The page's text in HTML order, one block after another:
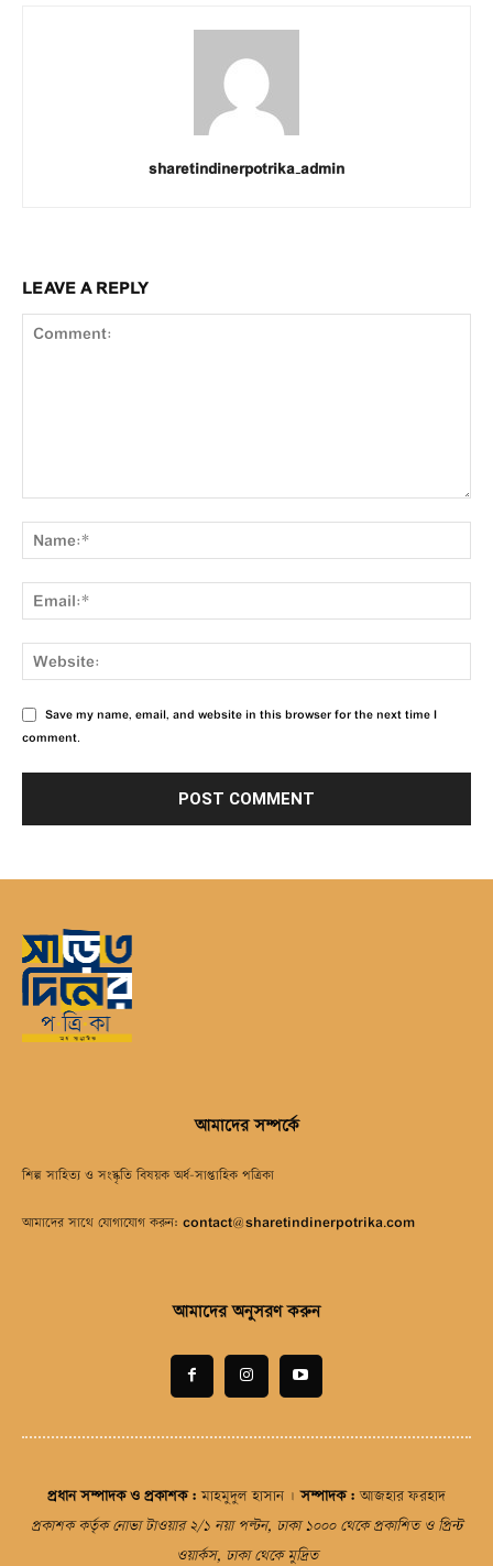
sharetindinerpotrika_admin
LEAVE A REPLY
Save my name, email, and website in this browser for the next time I
comment.
আমাদের সম্পর্কে
শিল্প সাহিত্য ও সংস্কৃতি বিষয়ক অর্ধ-সাপ্তাহিক পত্রিকা
আমাদের সাথে যোগাযোগ করুন: contact@sharetindinerpotrika.com
আমাদের অনুসরণ করুন
প্রধান সম্পাদক ও প্রকাশক:মাহমুদুল হাসান |সম্পাদক :আজহার ফরহাদ
প্রকাশক কর্তৃক নোভা টাওয়ার ২/১ নয়া পল্টন, ঢাকা ১০০০ থেকে প্রকাশিত ও প্রিন্ট
ওয়ার্কস, ঢাকা থেকে মুদ্রিত